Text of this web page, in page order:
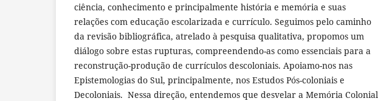
ciência, conhecimento e principalmente história e memória e suas
relações com educação escolarizada e currículo. Seguimos pelo caminho
da revisão bibliográfica, atrelado à pesquisa qualitativa, propomos um
diálogo sobre estas rupturas, compreendendo-as como essenciais para a
reconstrução-produção de currículos descoloniais. Apoiamo-nos nas
Epistemologias do Sul, principalmente, nos Estudos Pós-coloniais e
Decoloniais. Nessa direção, entendemos que desvelar a Memória Colonial